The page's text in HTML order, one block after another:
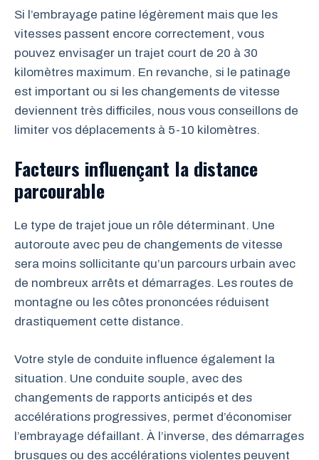
Si l’embrayage patine légèrement mais que les
vitesses passent encore correctement, vous
pouvez envisager un trajet court de 20 à 30
kilomètres maximum. En revanche, si le patinage
est important ou si les changements de vitesse
deviennent très difficiles, nous vous conseillons de
limiter vos déplacements à 5-10 kilomètres.
Facteurs influençant la distance
parcourable
Le type de trajet joue un rôle déterminant. Une
autoroute avec peu de changements de vitesse
sera moins sollicitante qu’un parcours urbain avec
de nombreux arrêts et démarrages. Les routes de
montagne ou les côtes prononcées réduisent
drastiquement cette distance.
Votre style de conduite influence également la
situation. Une conduite souple, avec des
changements de rapports anticipés et des
accélérations progressives, permet d’économiser
l’embrayage défaillant. À l’inverse, des démarrages
brusques ou des accélérations violentes peuvent